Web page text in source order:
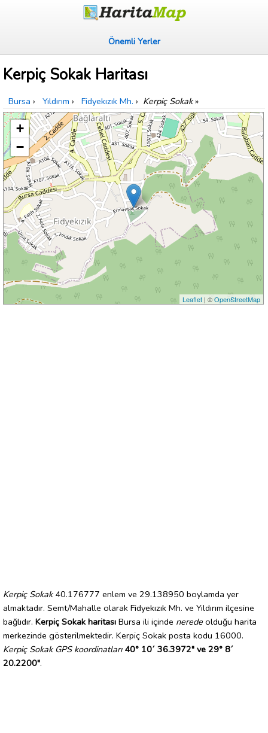
Önemli Yerler
Kerpiç Sokak Haritası
Bursa › Yıldırım › Fidyekızık Mh. › Kerpiç Sokak»
+
−
Leaflet| ©OpenStreetMap
Kerpiç Sokak40.176777 enlem ve 29.138950 boylamda yer
almaktadır. Semt/Mahalle olarak Fidyekızık Mh. ve Yıldırım ilçesine
bağlıdır. Kerpiç Sokak haritası Bursa ili içinde nerede olduğu harita
merkezinde gösterilmektedir. Kerpiç Sokak posta kodu 16000.
Kerpiç Sokak GPS koordinatları 40° 10´ 36.3972" ve 29° 8´
20.2200".